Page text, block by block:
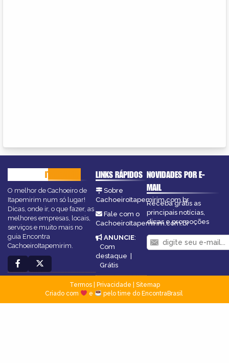
ITAPEMIRIM
O melhor de Cachoeiro de
Itapemirim num só lugar!
Dicas, onde ir, o que fazer, as
melhores empresas, locais,
serviços e muito mais no
guia Encontra
CachoeiroItapemirim.
LINKS RÁPIDOS
Sobre
CachoeiroItapemirim.com.br
Fale com o
CachoeiroItapemirim.com.br
ANUNCIE:
Com
destaque |
Grátis
NOVIDADES POR E-
MAIL
Receba grátis as
principais notícias,
dicas e promoções
Termos| Privacidade
Sitemap
Criado com
e pelo time do EncontraBrasil